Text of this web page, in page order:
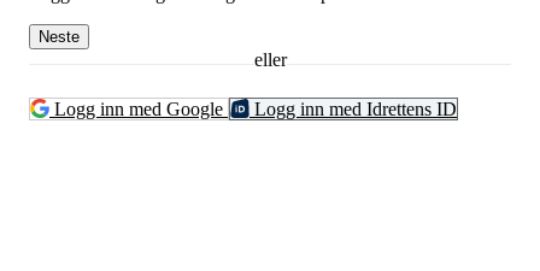
Neste
eller
Logg inn med Google Logg inn med Idrettens ID